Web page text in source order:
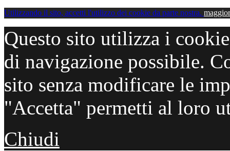
Utilizzando il sito, accetti l'utilizzo dei cookie da parte nostra.
Questo sito utilizza i
di navigazione possibile.
sito senza modificare le
"Accetta" permetti al loro
Chiudi